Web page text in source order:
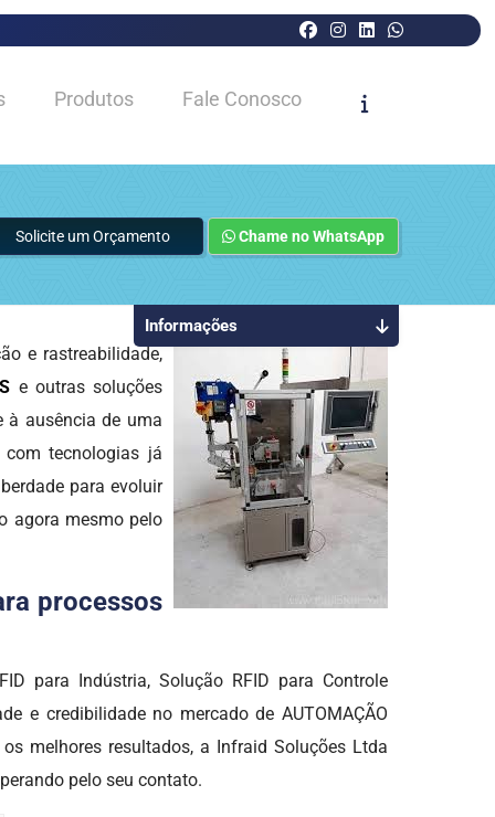
Produtos Fale Conosco
Solicite um Orçamento Chame no WhatsApp
e rastreabilidade,
e outras soluções
à ausência de uma
com tecnologias já
para evoluir
agora mesmo pelo
processos
para Indústria, Solução RFID para Controle
e credibilidade no mercado de AUTOMAÇÃO
melhores resultados, a Infraid Soluções Ltda
pelo seu contato.
Informações